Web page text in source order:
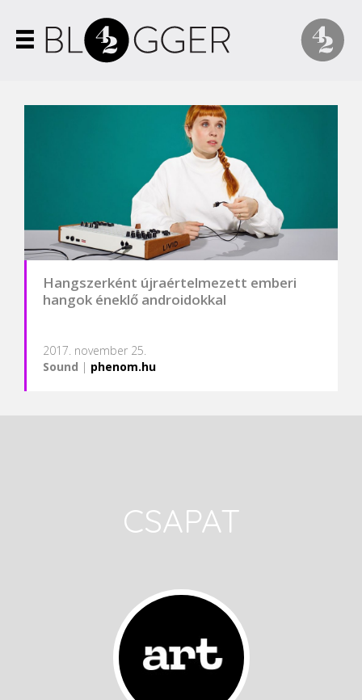
Hangszerként újraértelmezett emberi
hangok éneklő androidokkal
2017. november 25.
Sound | phenom.hu
CSAPAT